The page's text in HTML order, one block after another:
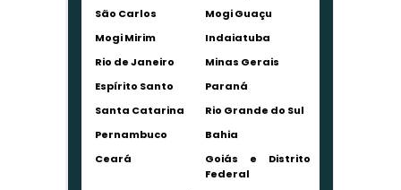
São Carlos
Mogi Guaçu
Mogi Mirim
Indaiatuba
Rio de Janeiro
Minas Gerais
Espírito Santo
Paraná
Santa Catarina
Rio Grande do Sul
Pernambuco
Bahia
Ceará
Goiás e Distrito
Federal